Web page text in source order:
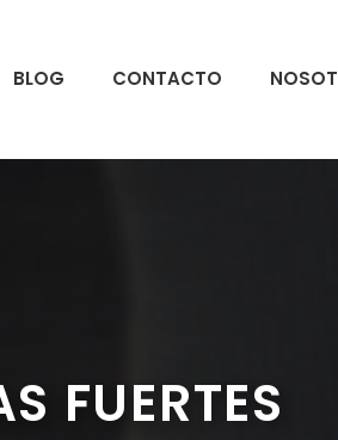
BLOG CONTACTO
FUERTES